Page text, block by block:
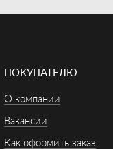
ПОКУПАТЕЛЮ
О компании
Вакансии
Как оформить заказ